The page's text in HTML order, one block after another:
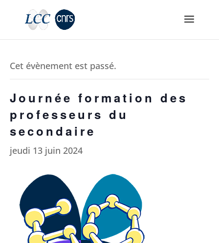
Cet évènement est passé.
Journée formation des
professeurs du
secondaire
jeudi 13 juin 2024